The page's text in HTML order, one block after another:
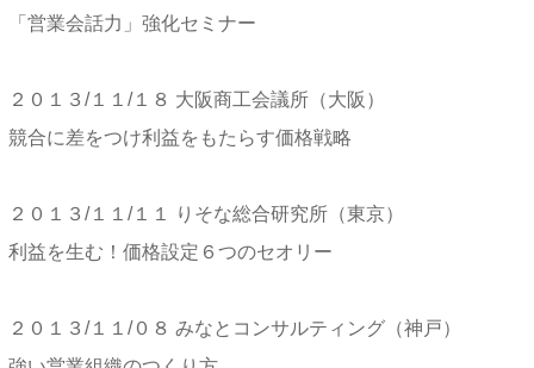
「営業会話力」強化セミナー
２０１３/１１/１８ 大阪商工会議所（大阪）
競合に差をつけ利益をもたらす価格戦略
２０１３/１１/１１ りそな総合研究所（東京）
利益を生む！価格設定６つのセオリー
２０１３/１１/０８ みなとコンサルティング（神戸）